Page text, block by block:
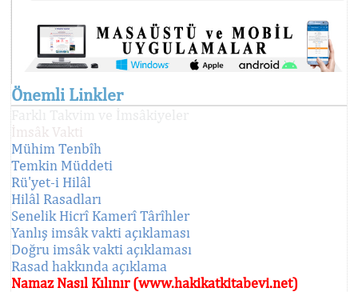
Önemli Linkler
İmsâk Vakti
Mühim Tenbîh
Temkin Müddeti
Rü'yet-i Hilâl
Hilâl Rasadları
Senelik Hicrî Kamerî Târîhler
Yanlış imsâk vakti açıklaması
Doğru imsâk vakti açıklaması
Rasad hakkında açıklama
Namaz Nasıl Kılınır (www.hakikatkitabevi.net)